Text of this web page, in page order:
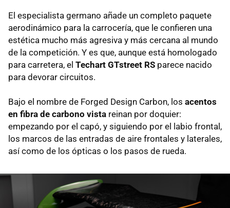
El especialista germano añade un completo paquete
aerodinámico para la carrocería, que le confieren una
estética mucho más agresiva y más cercana al mundo
de la competición. Y es que, aunque está homologado
para carretera, el Techart GTstreet RS parece nacido
para devorar circuitos.
Bajo el nombre de Forged Design Carbon, los acentos
en fibra de carbono vista reinan por doquier:
empezando por el capó, y siguiendo por el labio frontal,
los marcos de las entradas de aire frontales y laterales,
así como de los ópticas o los pasos de rueda.